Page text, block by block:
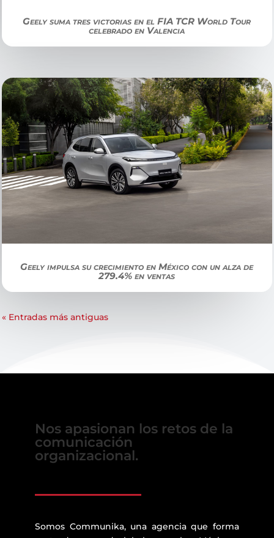
Geely suma tres victorias en el FIA TCR World Tour
celebrado en Valencia
Geely impulsa su crecimiento en México con un alza de
279.4% en ventas
« Entradas más antiguas
Nos apasionan los retos de la
comunicación
organizacional.
Somos Communika, una agencia que forma